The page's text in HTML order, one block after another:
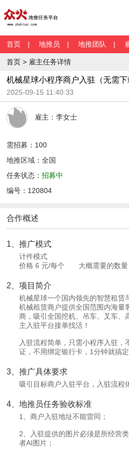
首页 |地推员 |地推团队 |
首页 > 雇主任务详情
机械星球小程序商户入驻（无需下
2025-09-15 11:40:33
雇主：李女士
需招募：100
地推区域：全国
任务状态：招募中
编号：120804
合作概述
1、推广模式
计件模式
价格 6 元/每个 大概需要的数量
2、项目简介
机械星球一个国内领先的智慧租赁
机械租赁商户提供全国范围内海量
商，吸引全国挖机、吊车、叉车、
主入驻平台接单找活！
入驻流程简单，只需小程序入驻，
证，不用绑定银行卡，1分钟就搞定
3、推广具体要求
吸引目标商户入驻平台，入驻流程
4、地推员任务验收标准
1、商户入驻地址不能雷同；
2、入驻提供的图片必须是所经营
者AI图片；